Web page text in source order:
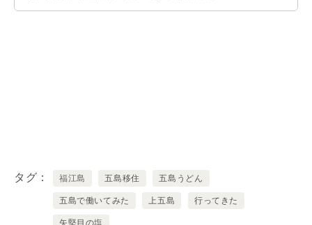
タグ 福江島 五島移住 五島うどん
五島で働いてみた 上五島 行ってきた
矢堅目の塩